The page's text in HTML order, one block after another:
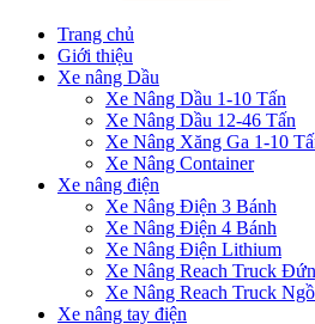
Trang chủ
Giới thiệu
Xe nâng Dầu
Xe Nâng Dầu 1-10 Tấn
Xe Nâng Dầu 12-46 Tấn
Xe Nâng Xăng Ga 1-10
Xe Nâng Container
Xe nâng điện
Xe Nâng Điện 3 Bánh
Xe Nâng Điện 4 Bánh
Xe Nâng Điện Lithium
Xe Nâng Reach Truck
Xe Nâng Reach Truck
Xe nâng tay điện